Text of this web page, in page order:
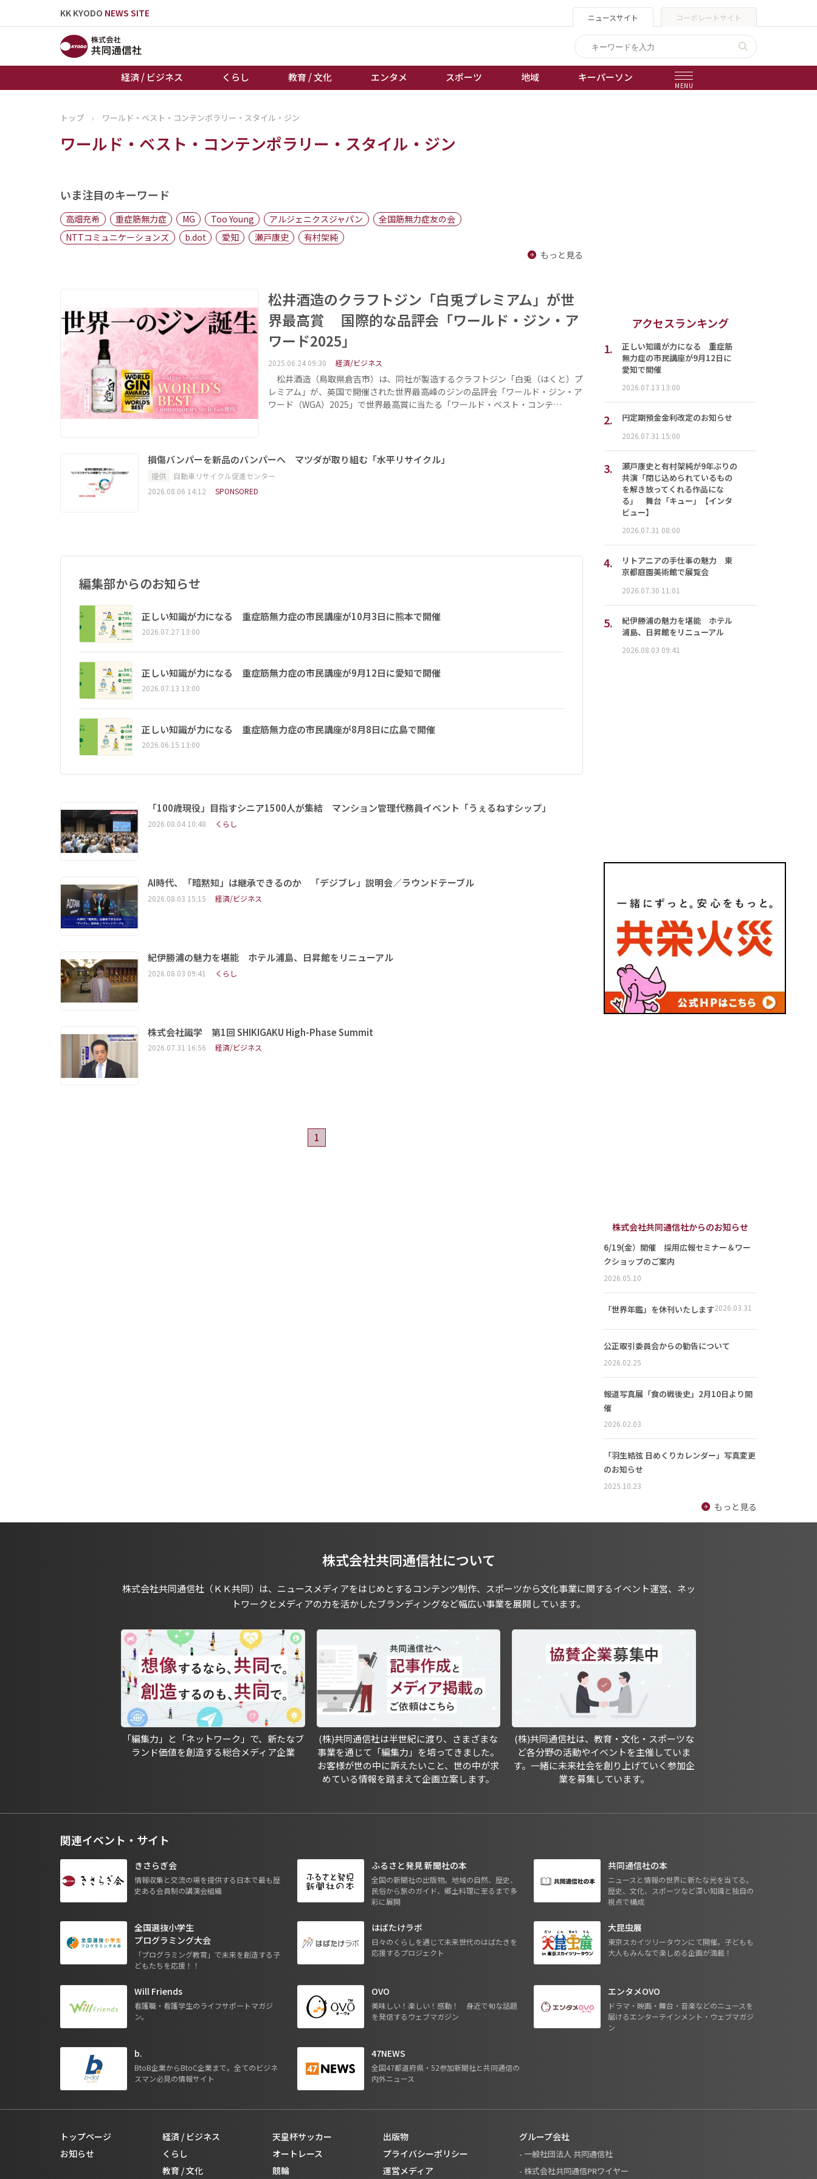
KK KYODO NEWS SITE ニュースサイト コーポレートサイト
経済 / ビジネス くらし 教育 / 文化 エンタメ スポーツ 地域 キーパーソン
MENU
トップページ
お知らせ
経済 / ビジネス
くらし
地域
キーパーソン
天皇杯サッカー
棋王戦
トップ › ワールド・ベスト・コンテンポラリー・スタイル・ジン
ワールド・ベスト・コンテンポラリー・スタイル・ジン
いま注目のキーワード
高畑充希 重症筋無力症 MG Too Young アルジェニクスジャパン
全国筋無力症友の会
NTTコミュニケーションズ
b.dot 愛知 瀬戸康史
有村架純
もっと見る
松井酒造のクラフトジン「白兎プレミアム」が世
界最高賞 国際的な品評会「ワールド・ジン・ア
ワード2025」
2025.06.24 09:30 経済/ビジネス
松井酒造（鳥取県倉吉市）は、同社が製造するクラフトジン「白兎（はくと）プ
レミアム」が、英国で開催された世界最高峰のジンの品評会「ワールド・ジン・ア
ワード（WGA）2025」で世界最高賞に当たる「ワールド・ベスト・コンテ…
損傷バンパーを新品のバンパーへ マツダが取り組む「水平リサイクル」
提供
自動車リサイクル促進センター
2026.08.06 14:12
SPONSORED
編集部からのお知らせ
正しい知識が力になる 重症筋無力症の市民講座が10月3日に熊本で開催
2026.07.27 13:00
正しい知識が力になる 重症筋無力症の市民講座が9月12日に愛知で開催
2026.07.13 13:00
正しい知識が力になる 重症筋無力症の市民講座が8月8日に広島で開催
2026.06.15 13:00
「100歳現役」目指すシニア1500人が集結 マンション管理代務員イベント「うぇるねすシップ」
2026.08.04 10:48 くらし
AI時代、「暗黙知」は継承できるのか 「デジブレ」説明会／ラウンドテーブル
2026.08.03 15:15 経済/ビジネス
紀伊勝浦の魅力を堪能 ホテル浦島、日昇館をリニューアル
2026.08.03 09:41 くらし
株式会社識学 第1回 SHIKIGAKU High-Phase Summit
2026.07.31 16:56 経済/ビジネス
1
アクセスランキング
1.
正しい知識が力になる 重症筋
無力症の市民講座が9月12日に
愛知で開催
2026.07.13 13:00
2. 円定期預金金利改定のお知らせ
2026.07.31 15:00
3.
瀬戸康史と有村架純が9年ぶりの
共演「閉じ込められているもの
を解き放ってくれる作品にな
る」 舞台「キュー」【インタ
ビュー】
2026.07.31 08:00
4.
リトアニアの手仕事の魅力 東
京都庭園美術館で展覧会
2026.07.30 11:01
5.
紀伊勝浦の魅力を堪能 ホテル
浦島、日昇館をリニューアル
2026.08.03 09:41
株式会社共同通信社からのお知らせ
6/19(金）開催 採用広報セミナー＆ワー
クショップのご案内
2026.05.10
「世界年鑑」を休刊いたします2026.03.31
公正取引委員会からの勧告について
2026.02.25
報道写真展「食の戦後史」2月10日より開
催
2026.02.03
「羽生結弦 日めくりカレンダー」写真変更
のお知らせ
2025.10.23
もっと見る
株式会社共同通信社について
株式会社共同通信社（ＫＫ共同）は、ニュースメディアをはじめとするコンテンツ制作、スポーツから文化事業に関するイベント運営、ネッ
トワークとメディアの力を活かしたブランディングなど幅広い事業を展開しています。
「編集力」と「ネットワーク」で、新たなブ
ランド価値を創造する総合メディア企業
(株)共同通信社は半世紀に渡り、さまざまな
事業を通じて「編集力」を培ってきました。
お客様が世の中に訴えたいこと、世の中が求
めている情報を踏まえて企画立案します。
(株)共同通信社は、教育・文化・スポーツな
ど各分野の活動やイベントを主催していま
す。一緒に未来社会を創り上げていく参加企
業を募集しています。
関連イベント・サイト
きさらぎ会
情報収集と交流の場を提供する日本で最も歴
史ある会員制の講演会組織
ふるさと発見 新聞社の本
全国の新聞社の出版物。地域の自然、歴史、
民俗から旅のガイド、郷土料理に至るまで多
彩に展開
共同通信社の本
ニュースと情報の世界に新たな光を当てる。
歴史、文化、スポーツなど深い知識と独自の
視点で構成
全国選抜小学生
プログラミング大会
「プログラミング教育」で未来を創造する子
どもたちを応援！！
はばたけラボ
日々のくらしを通じて未来世代のはばたきを
応援するプロジェクト
大昆虫展
東京スカイツリータウンにて開催。子どもも
大人もみんなで楽しめる企画が満載！
Will Friends
看護職・看護学生のライフサポートマガジ
ン。
OVO
美味しい！楽しい！感動！ 身近で旬な話題
を発信するウェブマガジン
エンタメOVO
ドラマ・映画・舞台・音楽などのニュースを
届けるエンターテインメント・ウェブマガジ
ン
b.
BtoB企業からBtoC企業まで。全てのビジネ
スマン必見の情報サイト
47NEWS
全国47都道府県・52参加新聞社と共同通信の
内外ニュース
トップページ
お知らせ
経済 / ビジネス
くらし
教育 / 文化
天皇杯サッカー
オートレース
競輪
出版物
プライバシーポリシー
運営メディア
グループ会社
- 一般社団法人 共同通信社
- 株式会社共同通信PRワイヤー